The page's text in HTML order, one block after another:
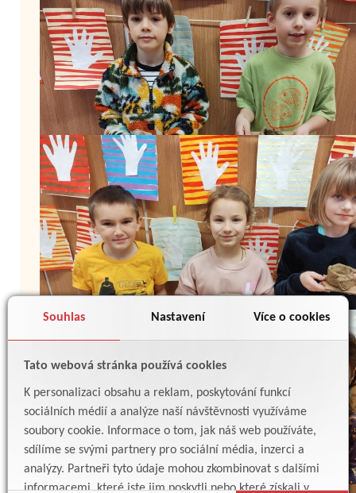
Souhlas Nastavení Více o cookies
Tato webová stránka používá cookies
K personalizaci obsahu a reklam, poskytování funkcí
sociálních médií a analýze naší návštěvnosti využíváme
soubory cookie. Informace o tom, jak náš web používáte,
sdílíme se svými partnery pro sociální média, inzerci a
analýzy. Partneři tyto údaje mohou zkombinovat s dalšími
informacemi, které jste jim poskytli nebo které získali v